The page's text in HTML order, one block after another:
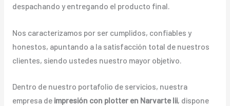
despachando y entregando el producto final.
Nos caracterizamos por ser cumplidos, confiables y
honestos, apuntando a la satisfacción total de nuestros
clientes, siendo ustedes nuestro mayor objetivo.
Dentro de nuestro portafolio de servicios, nuestra
empresa de impresión con plotter en Narvarte Iii, dispone